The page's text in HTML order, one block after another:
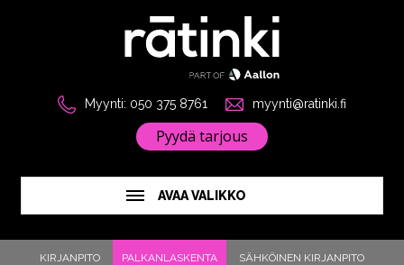
Myynti: 050 375 8761 myynti@ratinki.fi
Pyydä tarjous
AVAA VALIKKO
KIRJANPITO PALKANLASKENTA SÄHKÖINEN KIRJANPITO